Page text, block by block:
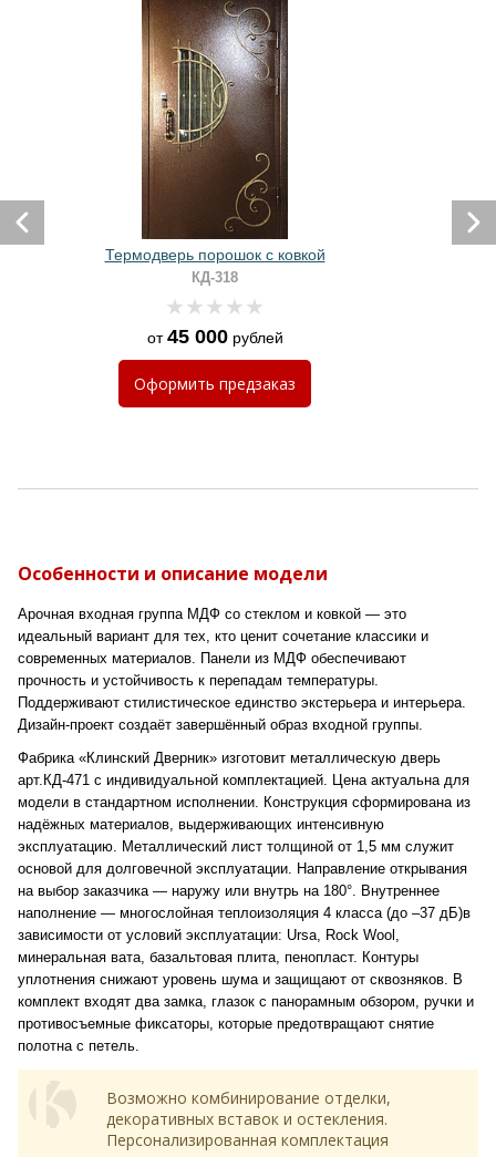
Термодверь порошок с ковкой
КД-318
от45 000рублей
Оформить предзаказ
Особенности и описание модели
Арочная входная группа МДФ со стеклом и ковкой — это
идеальный вариант для тех, кто ценит сочетание классики и
современных материалов. Панели из МДФ обеспечивают
прочность и устойчивость к перепадам температуры.
Поддерживают стилистическое единство экстерьера и интерьера.
Дизайн-проект создаёт завершённый образ входной группы.
Фабрика «Клинский Дверник» изготовит металлическую дверь
арт.КД-471 с индивидуальной комплектацией. Цена актуальна для
модели в стандартном исполнении. Конструкция сформирована из
надёжных материалов, выдерживающих интенсивную
эксплуатацию. Металлический лист толщиной от 1,5 мм служит
основой для долговечной эксплуатации. Направление открывания
на выбор заказчика — наружу или внутрь на 180°. Внутреннее
наполнение — многослойная теплоизоляция 4 класса (до –37 дБ)в
зависимости от условий эксплуатации: Ursa, Rock Wool,
минеральная вата, базальтовая плита, пенопласт. Контуры
уплотнения снижают уровень шума и защищают от сквозняков. В
комплект входят два замка, глазок с панорамным обзором, ручки и
противосъемные фиксаторы, которые предотвращают снятие
полотна с петель.
Возможно комбинирование отделки,
декоративных вставок и остекления.
Персонализированная комплектация